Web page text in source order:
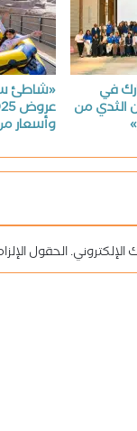
في
الثدي من
«شاطئ
وأسعار من 771
الإلكتروني.الحقول